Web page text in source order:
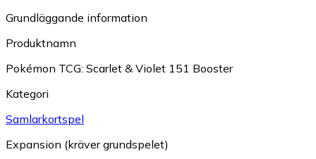
Grundläggande information
Produktnamn
Pokémon TCG: Scarlet & Violet 151 Booster
Kategori
Samlarkortspel
Expansion (kräver grundspelet)